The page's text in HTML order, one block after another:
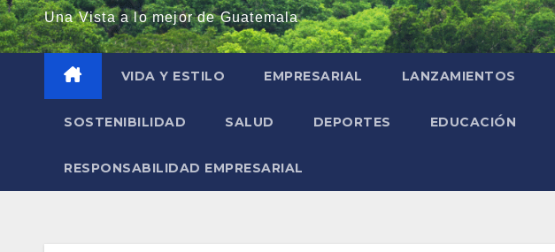
Una Vista a lo mejor de Guatemala
VIDA Y ESTILO EMPRESARIAL LANZAMIENTOS
SOSTENIBILIDAD SALUD DEPORTES EDUCACIÓN
RESPONSABILIDAD EMPRESARIAL